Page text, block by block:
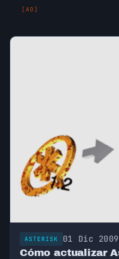
[AD]
ASTERISK 01 Dic 2009
Cómo actualizar